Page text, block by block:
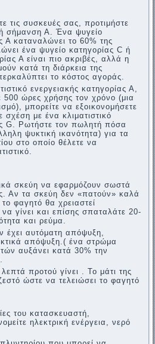
τις συσκευές σας, προτιμήστε
σήμανση Α. Ένα ψυγείο
Α καταναλώνει το 60% της
ένα ψυγείο κατηγορίας C ή
Α είναι πιο ακριβές, αλλά η
κατά τη διάρκεια της
το κόστος αγοράς.
ενεργειακής κατηγορίας Α,
ώρες χρήσης τον χρόνο (μια
μπορείτε να εξοικονομήσετε
με ένα κλιματιστικό
G. Ρωτήστε τον πωλητή πόσα
ψυκτική ικανότητα) για τα
στο οποίο θέλετε να
σκεύη να εφαρμόζουν σωστά
Αν τα σκεύη δεν «πατούν» καλά
φαγητό θα χρειαστεί
γίνει και επίσης σπαταλάτε 20-
και ρεύμα.
έχει αυτόματη απόψυξη,
απόψυξη.( ένα στρώμα
αυξάνει κατά 30% την
προτού γίνει . Το μάτι της
ώστε να τελειώσει το φαγητό
του κατασκευαστή,
ηλεκτρική ενέργεια, νερό